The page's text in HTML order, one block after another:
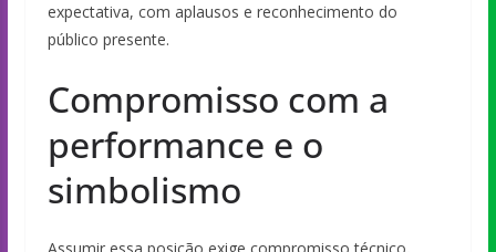
expectativa, com aplausos e reconhecimento do
público presente.
Compromisso com a
performance e o
simbolismo